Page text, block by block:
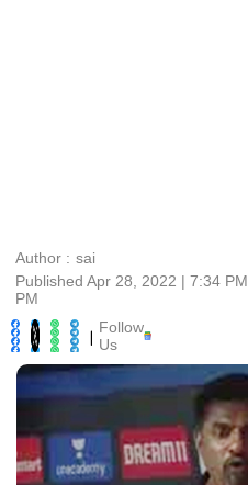
Author : sai
Published Apr 28, 2022 | 7:34 PM
PM
| Follow
Us